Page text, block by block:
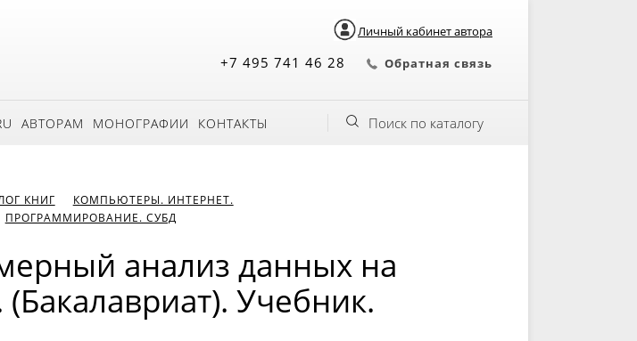
Личный кабинет автора
+7 495 741 46 28 Обратная связь
АВТОРАМ МОНОГРАФИИ КОНТАКТЫ Поиск по каталогу
КНИГ
КОМПЬЮТЕРЫ. ИНТЕРНЕТ.
ПРОГРАММИРОВАНИЕ. СУБД
анализ данных на
(Бакалавриат). Учебник.